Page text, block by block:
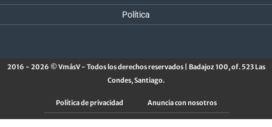
Política
2016 - 2026 © VmásV - Todos los derechos reservados | Badajoz 100, of. 523 Las
Condes, Santiago.
Política de privacidad Anuncia con nosotros